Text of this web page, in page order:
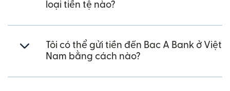
loại tiền tệ nào?
Tôi có thể gửi tiền đến Bac A Bank ở Việt
Nam bằng cách nào?